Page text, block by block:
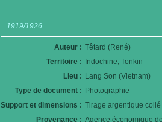
1919/1926
Auteur : Têtard (René)
Territoire :
Indochine, Tonkin
Lieu : Lang Son (Vietnam)
Type de document : Photographie
Support et dimensions : Tirage argentique
Provenance : Agence économique